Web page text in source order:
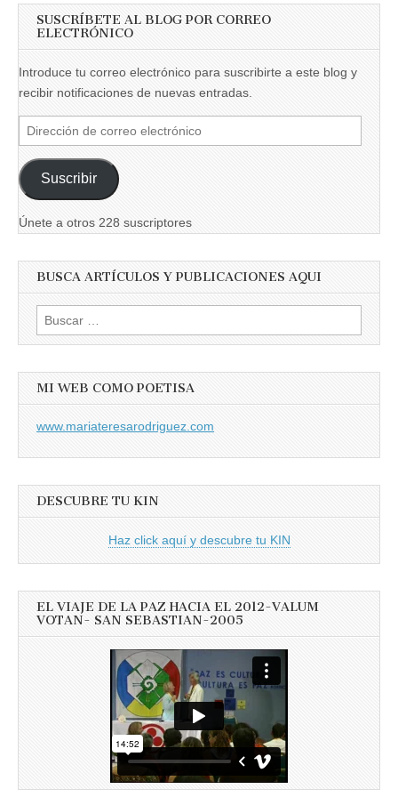
SUSCRÍBETE AL BLOG POR CORREO
ELECTRÓNICO
Introduce tu correo electrónico para suscribirte a este blog y
recibir notificaciones de nuevas entradas.
Dirección
de
correo
electrónico
Suscribir
Únete a otros 228 suscriptores
BUSCA ARTÍCULOS Y PUBLICACIONES AQUI
Buscar:
MI WEB COMO POETISA
www.mariateresarodriguez.com
DESCUBRE TU KIN
Haz click aquí y descubre tu KIN
EL VIAJE DE LA PAZ HACIA EL 2012-VALUM
VOTAN- SAN SEBASTIAN-2005